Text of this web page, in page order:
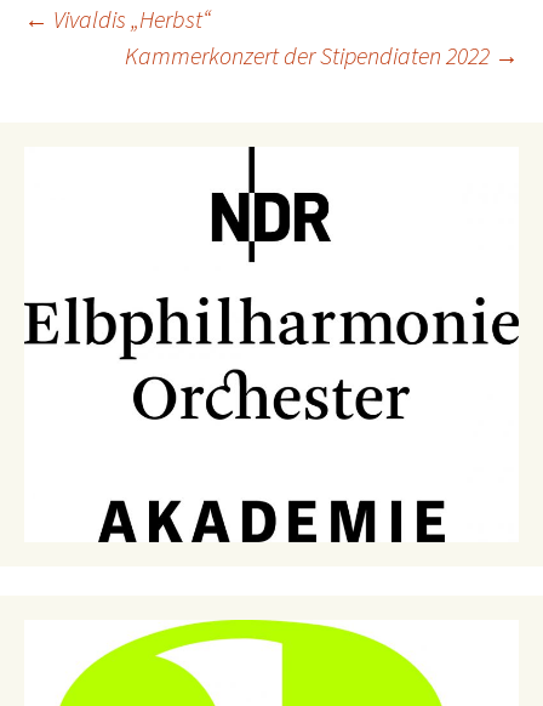
Beitrags-
← Vivaldis „Herbst“
Kammerkonzert der Stipendiaten 2022 →